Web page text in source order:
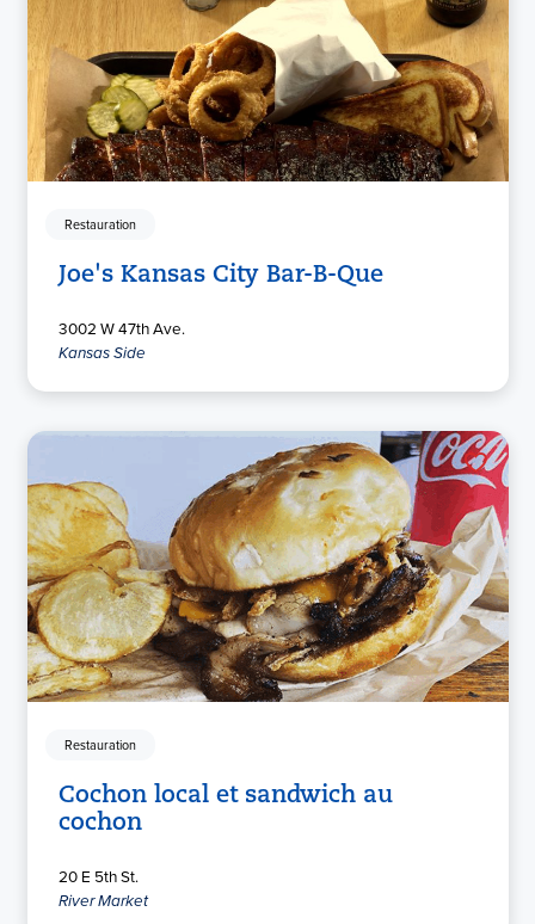
Restauration
Joe's Kansas City Bar-B-Que
3002 W 47th Ave.
Kansas Side
Restauration
Cochon local et sandwich au
cochon
20 E 5th St.
River Market